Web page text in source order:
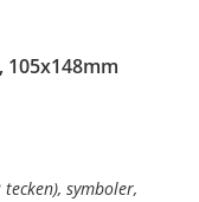
105x148mm
symboler,